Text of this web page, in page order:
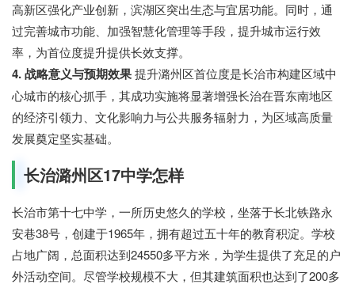
高新区强化产业创新，滨湖区突出生态与宜居功能。同时，通
过完善城市功能、加强智慧化管理等手段，提升城市运行效
率，为首位度提升提供长效支撑。
4. 战略意义与预期效果提升潞州区首位度是长治市构建区域中
心城市的核心抓手，其成功实施将显著增强长治在晋东南地区
的经济引领力、文化影响力与公共服务辐射力，为区域高质量
发展奠定坚实基础。
长治潞州区17中学怎样
长治市第十七中学，一所历史悠久的学校，坐落于长北铁路永
安巷38号，创建于1965年，拥有超过五十年的教育积淀。学校
占地广阔，总面积达到24550多平方米，为学生提供了充足的户
外活动空间。尽管学校规模不大，但其建筑面积也达到了200多